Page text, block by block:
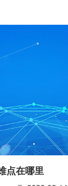
点在哪里